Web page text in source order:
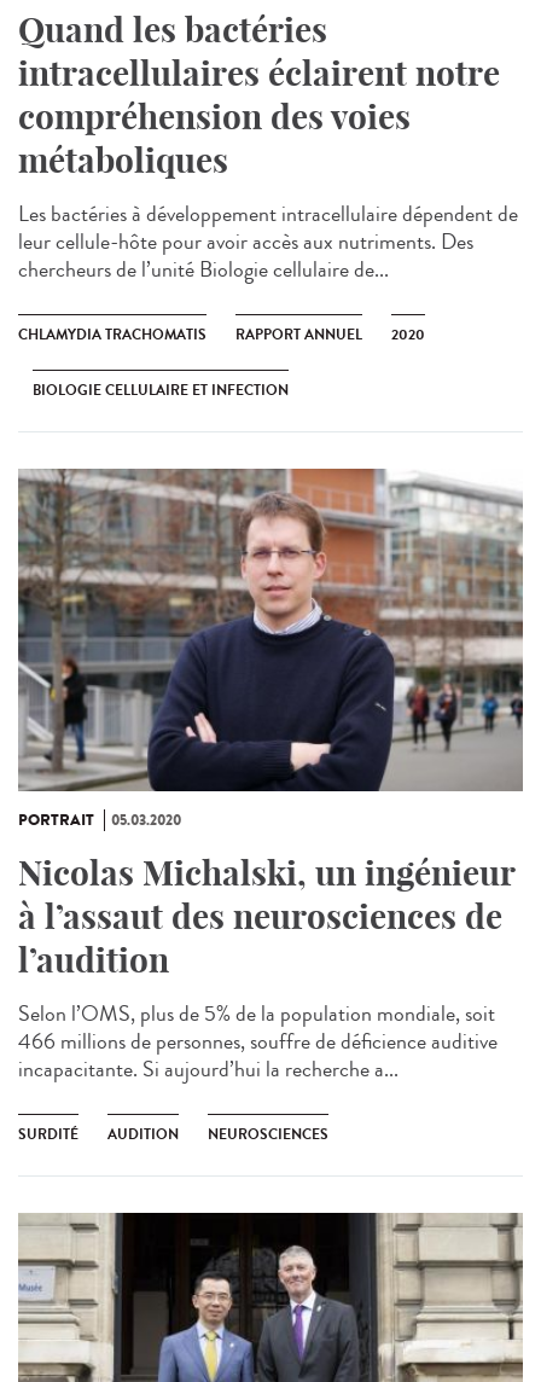
Quand les bactéries
intracellulaires éclairent notre
compréhension des voies
métaboliques
Les bactéries à développement intracellulaire dépendent de
leur cellule-hôte pour avoir accès aux nutriments. Des
chercheurs de l’unité Biologie cellulaire de...
CHLAMYDIA TRACHOMATIS RAPPORT ANNUEL 2020
BIOLOGIE CELLULAIRE ET INFECTION
PORTRAIT 05.03.2020
Nicolas Michalski, un ingénieur
à l’assaut des neurosciences de
l’audition
Selon l’OMS, plus de 5% de la population mondiale, soit
466 millions de personnes, souffre de déficience auditive
incapacitante. Si aujourd’hui la recherche a...
SURDITÉ AUDITION NEUROSCIENCES